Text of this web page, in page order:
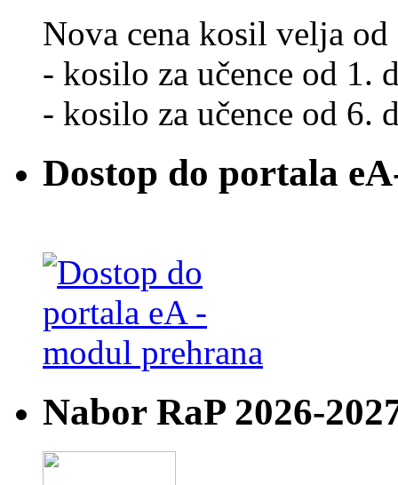
Nova cena kosil velja
- kosilo za učence od 1.
- kosilo za učence od 6.
Dostop do portala
Nabor RaP 2026-